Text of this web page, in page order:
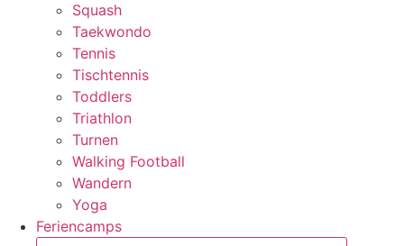
Squash
Taekwondo
Tennis
Tischtennis
Toddlers
Triathlon
Turnen
Walking Football
Wandern
Yoga
Feriencamps